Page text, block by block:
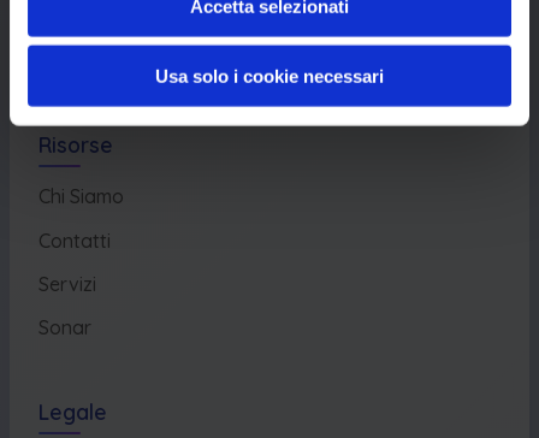
Accetta selezionati
Usa solo i cookie necessari
Risorse
Chi Siamo
Contatti
Servizi
Sonar
Legale